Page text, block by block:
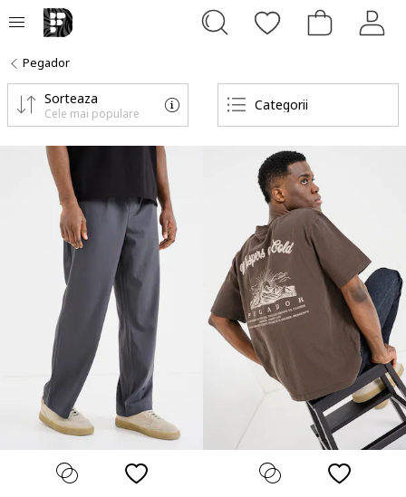
Pegador
Categorii
Sorteaza
Cele mai populare